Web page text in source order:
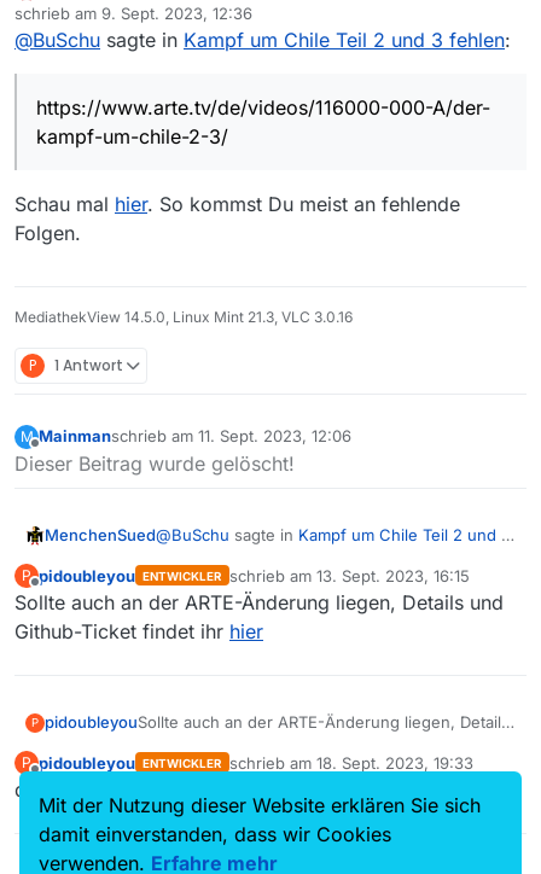
Links: https://www.arte.tv/de/videos/116000-000-
A/der-kampf-um-chile-2-3/
OS: Win 11
Mediathekview-Version: 14
Offline
schrieb am 9. Sept. 2023, 12:36
zuletzt editiert von
@BuSchu sagte in Kampf um Chile Teil 2 und 3 fehlen:
https://www.arte.tv/de/videos/116000-000-A/der-
kampf-um-chile-2-3/
Schau mal hier. So kommst Du meist an fehlende
Folgen.
MediathekView 14.5.0, Linux Mint 21.3, VLC 3.0.16
P 1 Antwort
M
Offline
Mainmanschrieb am 11. Sept. 2023, 12:06
zuletzt editiert von
Dieser Beitrag wurde gelöscht!
MenchenSued@BuSchu sagte in Kampf um Chile Teil 2 und 3
https://www.arte.tv/de/videos/116000-
000-A/der-kampf-um-chile-2-3/
Schau malhier
P
Offline
pidoubleyou ENTWICKLER schrieb am 13. Sept. 2023, 16:15
zuletzt editiert von
Sollte auch an der ARTE-Änderung liegen, Details und
Github-Ticket findet ihr hier
P pidoubleyouSollte auch an der ARTE-Änderung liegen, Details
P pidoubleyou ENTWICKLER schrieb am 18. Sept. 2023, 19:33
zuletzt editiert von
die Folgen sind jetzt in der Liste verfügbar
Mit der Nutzung dieser Website erklären Sie sich
damit einverstanden, dass wir Cookies
verwenden. Erfahre mehr